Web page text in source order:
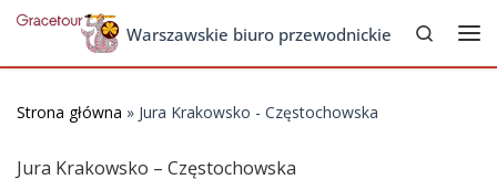
Skip to contentWarszawskie biuro przewodnickie
Search
Strona główna » Jura Krakowsko - Częstochowska
Jura Krakowsko – Częstochowska